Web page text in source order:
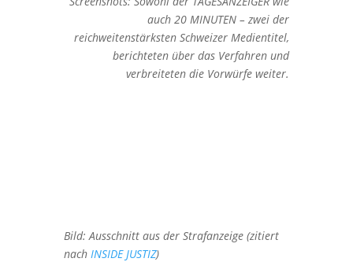
auch 20 MINUTEN – zwei der
reichweitenstärksten Schweizer Medientitel,
berichteten über das Verfahren und
verbreiteten die Vorwürfe weiter.
Bild: Ausschnitt aus der Strafanzeige (zitiert
nach INSIDE JUSTIZ)